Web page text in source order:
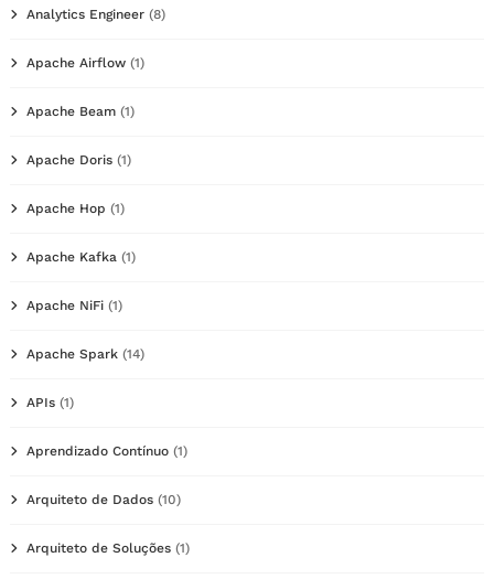
Analytics Engineer (8)
Apache Airflow (1)
Apache Beam (1)
Apache Doris (1)
Apache Hop (1)
Apache Kafka (1)
Apache NiFi (1)
Apache Spark (14)
APIs (1)
Aprendizado Contínuo (1)
Arquiteto de Dados (10)
Arquiteto de Soluções (1)